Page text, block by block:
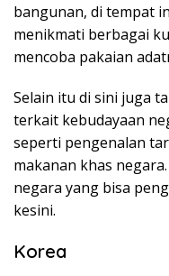
bangunan, di tempat
menikmati berbagai
mencoba pakaian
Selain itu di sini juga
terkait kebudayaan
seperti pengenalan
makanan khas
negara yang bisa
kesini.
Korea